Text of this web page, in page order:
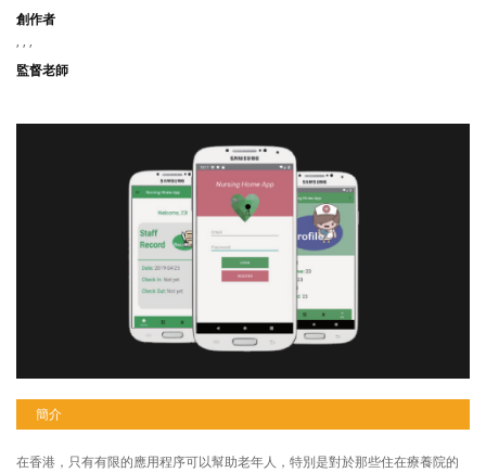
創作者
, , ,
監督老師
簡介
在香港，只有有限的應用程序可以幫助老年人，特別是對於那些住在療養院的